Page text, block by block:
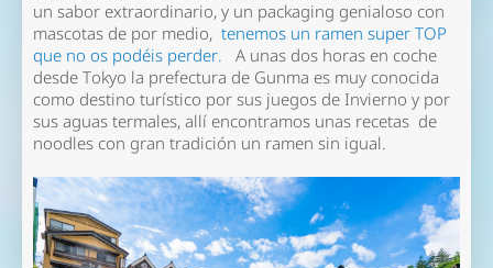
un sabor extraordinario, y un packaging genialoso con
mascotas de por medio, tenemos un ramen super TOP
que no os podéis perder. A unas dos horas en coche
desde Tokyo la prefectura de Gunma es muy conocida
como destino turístico por sus juegos de Invierno y por
sus aguas termales, allí encontramos unas recetas de
noodles con gran tradición un ramen sin igual.